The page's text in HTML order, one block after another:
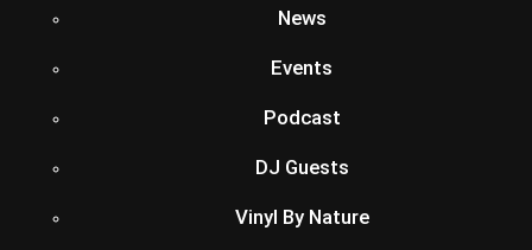
News
Events
Podcast
DJ Guests
Vinyl By Nature